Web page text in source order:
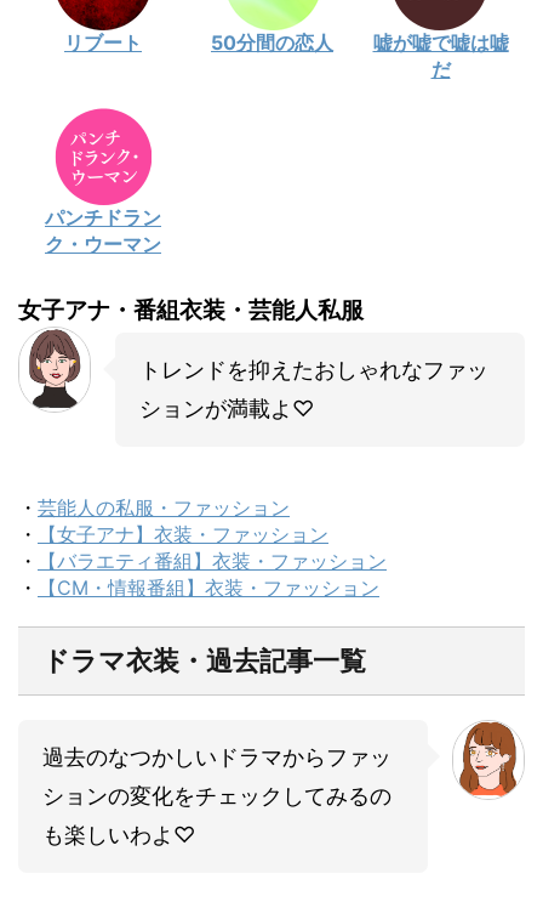
リブート 50分間の恋人
嘘が嘘で嘘は嘘
だ
パンチドラン
ク・ウーマン
女子アナ・番組衣装・芸能人私服
トレンドを抑えたおしゃれなファッ
ションが満載よ♡
・ 芸能人の私服・ファッション
・
【女子アナ】衣装・ファッション
・
【バラエティ番組】衣装・ファッション
・
【CM・情報番組】衣装・ファッション
ドラマ衣装・過去記事一覧
過去のなつかしいドラマからファッ
ションの変化をチェックしてみるの
も楽しいわよ♡